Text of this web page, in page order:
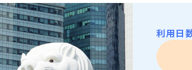
利用日